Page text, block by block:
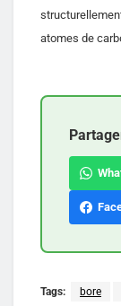
atomes de
Tags: bore